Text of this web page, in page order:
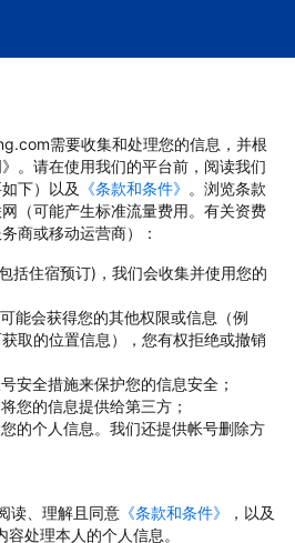
需要收集和处理您的信息，并根
。请在使用我们的平台前，阅读我们
如下）以及 《条款和条件》 。浏览条款
（可能产生标准流量费用。有关资费
商或移动运营商）：
括住宿预订)，我们会收集并使用您的
能会获得您的其他权限或信息（例
取的位置信息），您有权拒绝或撤销
安全措施来保护您的信息安全；
您的信息提供给第三方；
的个人信息。我们还提供帐号删除方
读、理解且同意 《条款和条件》
，以及
容处理本人的个人信息。